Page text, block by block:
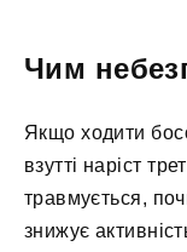
Чим
Якщо ходити
взутті наріст
травмується,
знижує